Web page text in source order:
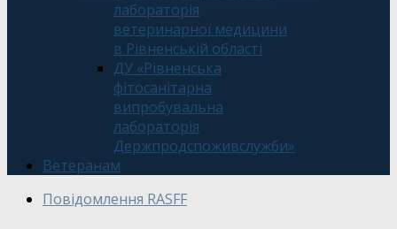
лабораторія
ветеринарної медицини
в Рівненській області
ДУ «Рівненська
фітосанітарна
випробувальна
лабораторія
Держпродспоживслужби»
Ветеранам
Повідомлення RASFF